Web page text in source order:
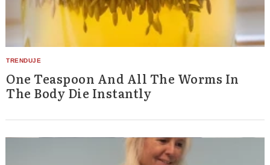
One Teaspoon And All The Worms In
The Body Die Instantly